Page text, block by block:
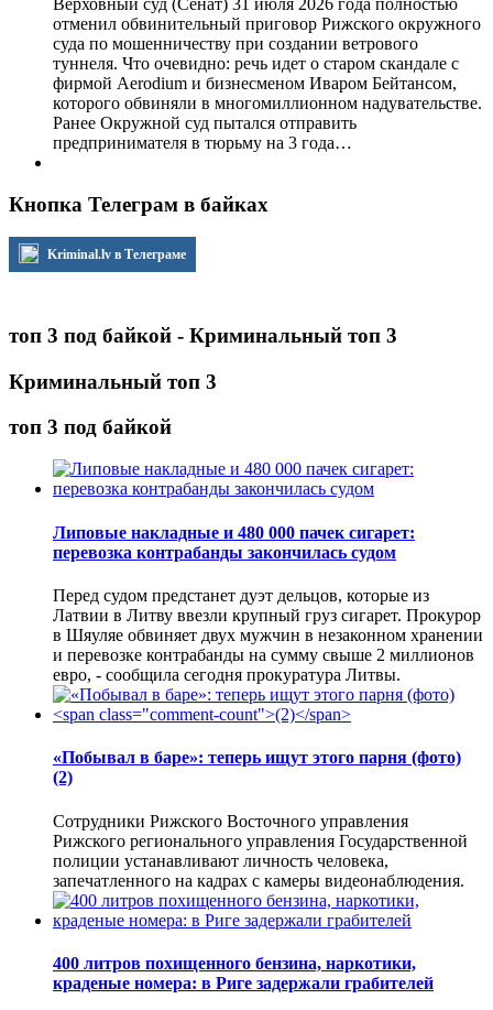
отменил обвинительный приговор Рижского окружного
суда по мошенничеству при создании ветрового
туннеля. Что очевидно: речь идет о старом скандале с
фирмой Aerodium и бизнесменом Иваром Бейтансом,
которого обвиняли в многомиллионном надувательстве.
Ранее Окружной суд пытался отправить
предпринимателя в тюрьму на 3 года…
Кнопка Телеграм в байках
Kriminal.lv в Телеграме
топ 3 под байкой - Криминальный топ 3
Криминальный топ 3
топ 3 под байкой
Липовые накладные и 480 000 пачек сигарет:
перевозка контрабанды закончилась судом
Перед судом предстанет дуэт дельцов, которые из
Латвии в Литву ввезли крупный груз сигарет. Прокурор
в Шяуляе обвиняет двух мужчин в незаконном хранении
и перевозке контрабанды на сумму свыше 2 миллионов
евро, - сообщила сегодня прокуратура Литвы.
«Побывал в баре»: теперь ищут этого парня (фото)
(2)
Сотрудники Рижского Восточного управления
Рижского регионального управления Государственной
полиции устанавливают личность человека,
запечатленного на кадрах с камеры видеонаблюдения.
400 литров похищенного бензина, наркотики,
краденые номера: в Риге задержали грабителей